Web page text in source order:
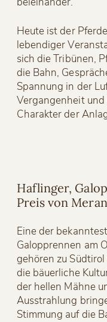
Heute ist der
lebendiger
sich die Tribünen,
die Bahn,
Spannung in der
Vergangenheit
Charakter der
Haflinger,
Preis von
Eine der
Galopprennen am
gehören zu
die bäuerliche
der hellen Mähne
Ausstrahlung
Stimmung auf die